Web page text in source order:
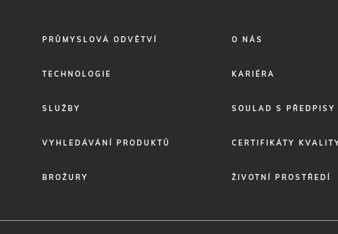
FOOTERPRŮMYSLOVÁ ODVĚTVÍ
TECHNOLOGIE
SLUŽBY
VYHLEDÁVÁNÍ PRODUKTŮ
BROŽURY
FOOTER
O NÁS
KARIÉRA
SOULAD S PŘEDPISY
CERTIFIKÁTY
ŽIVOTNÍ PROSTŘEDÍ